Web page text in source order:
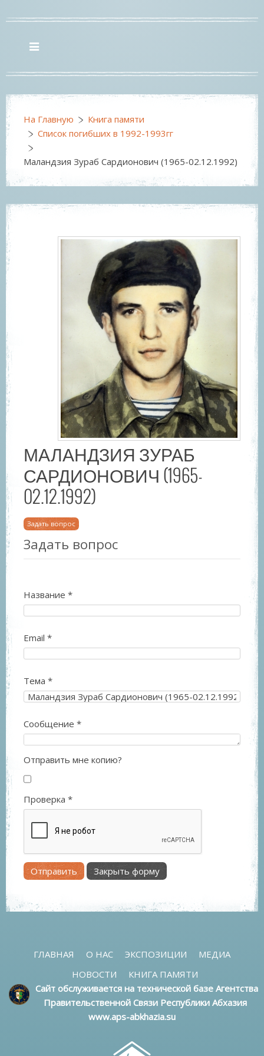
На Главную
Книга памяти
Список погибших в 1992-1993гг
Маландзия Зураб Сардионович (1965-02.12.1992)
МАЛАНДЗИЯ ЗУРАБ
САРДИОНОВИЧ (1965-
02.12.1992)
Задать вопрос
Задать вопрос
Название *
Email *
Тема *
Сообщение *
Отправить мне копию?
Проверка *
Отправить Закрыть форму
ГЛАВНАЯ О НАС ЭКСПОЗИЦИИ
МЕДИА
НОВОСТИ
КНИГА ПАМЯТИ
Сайт обслуживается на технической базе Агентства
Правительственной Связи Республики Абхазия
www.aps-abkhazia.su